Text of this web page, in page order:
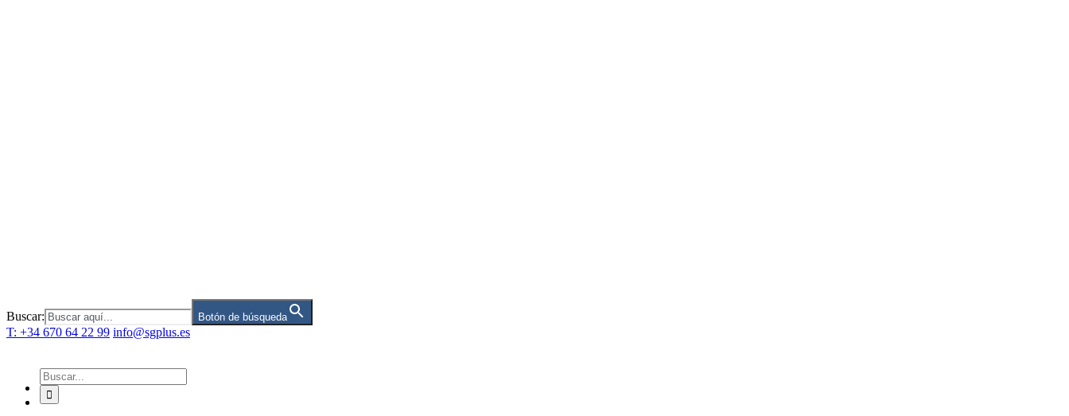
Buscar: Botón de búsqueda
T: +34 670 64 22 99 info@sgplus.es
Buscar: